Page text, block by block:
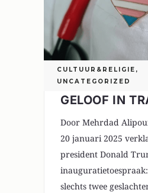
CULTUUR&RELIGIE ,
UNCATEGORIZED
GELOOF IN
Door Mehrdad
20 januari 2025
president Donald
slechts twee